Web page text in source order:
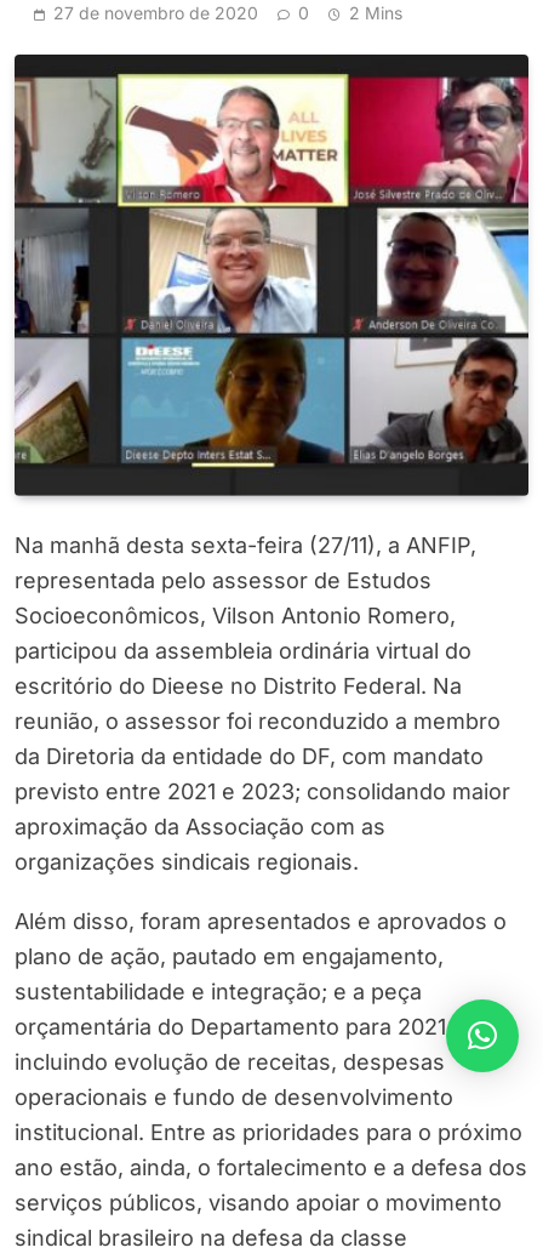
27 de novembro de 2020 0 2 Mins
Na manhã desta sexta-feira (27/11), a ANFIP,
representada pelo assessor de Estudos
Socioeconômicos, Vilson Antonio Romero,
participou da assembleia ordinária virtual do
escritório do Dieese no Distrito Federal. Na
reunião, o assessor foi reconduzido a membro
da Diretoria da entidade do DF, com mandato
previsto entre 2021 e 2023; consolidando maior
aproximação da Associação com as
organizações sindicais regionais.
Além disso, foram apresentados e aprovados o
plano de ação, pautado em engajamento,
sustentabilidade e integração; e a peça
orçamentária do Departamento para 2021,
incluindo evolução de receitas, despesas
operacionais e fundo de desenvolvimento
institucional. Entre as prioridades para o próximo
ano estão, ainda, o fortalecimento e a defesa dos
serviços públicos, visando apoiar o movimento
sindical brasileiro na defesa da classe